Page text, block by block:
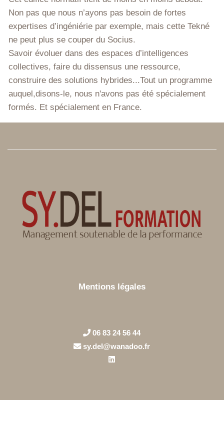
Non pas que nous n’ayons pas besoin de fortes
expertises d’ingéniérie par exemple, mais cette Tekné
ne peut plus se couper du Socius.
Savoir évoluer dans des espaces d’intelligences
collectives, faire du dissensus une ressource,
construire des solutions hybrides...Tout un programme
auquel,disons-le, nous n'avons pas été spécialement
formés. Et spécialement en France.
Mentions légales
06 83 24 56 44
sy.del@wanadoo.fr